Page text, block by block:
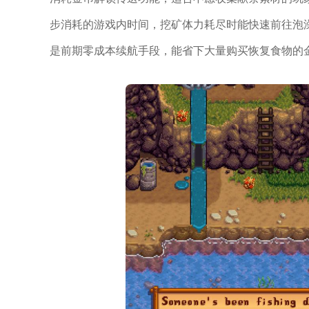
步消耗的游戏内时间，挖矿体力耗尽时能快速前往
是前期零成本续航手段，能省下大量购买恢复食物